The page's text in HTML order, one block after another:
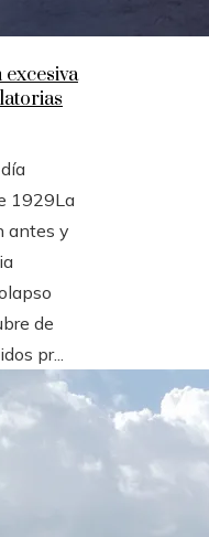
1929La
antes y
de
pr...